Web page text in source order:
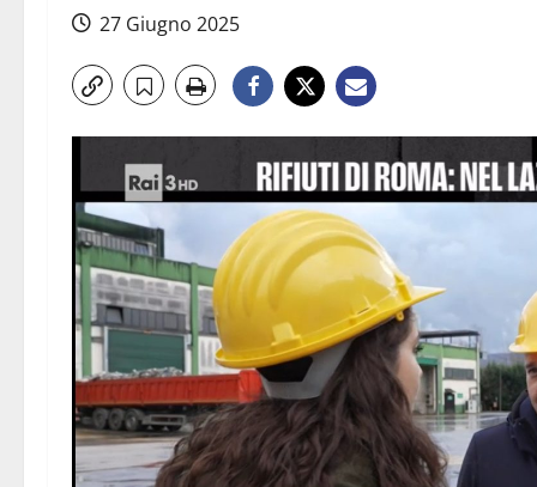
27 Giugno 2025